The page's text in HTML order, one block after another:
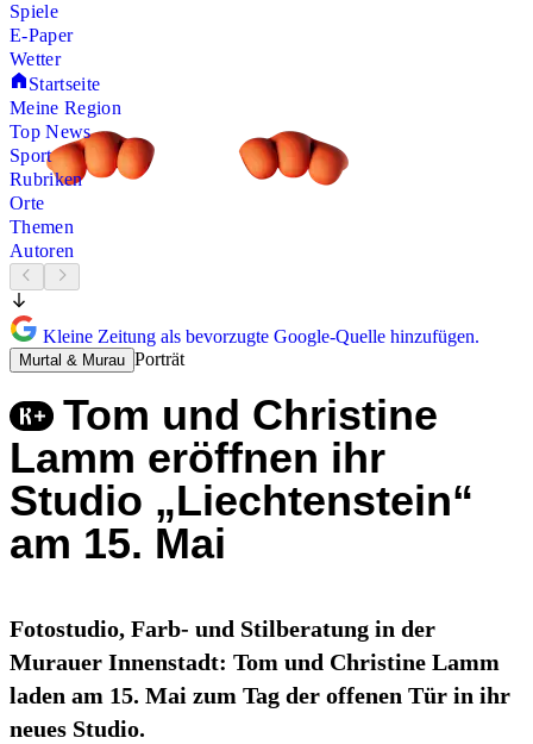
Spiele
E-Paper
Wetter
Startseite
Meine Region
Top News
Sport
Rubriken
Orte
Themen
Autoren
Kleine Zeitung als bevorzugte Google-Quelle hinzufügen.
Murtal & Murau Porträt
Tom und Christine
Lamm eröffnen ihr
Studio „Liechtenstein“
am 15. Mai
Fotostudio, Farb- und Stilberatung in der
Murauer Innenstadt: Tom und Christine Lamm
laden am 15. Mai zum Tag der offenen Tür in ihr
neues Studio.